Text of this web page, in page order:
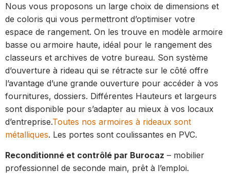
Nous vous proposons un large choix de dimensions et
de coloris qui vous permettront d’optimiser votre
espace de rangement. On les trouve en modèle armoire
basse ou armoire haute, idéal pour le rangement des
classeurs et archives de votre bureau. Son système
d’ouverture à rideau qui se rétracte sur le côté offre
l’avantage d’une grande ouverture pour accéder à vos
fournitures, dossiers. Différentes Hauteurs et largeurs
sont disponible pour s’adapter au mieux à vos locaux
d’entreprise.Toutes nos armoires à rideaux sont
métalliques. Les portes sont coulissantes en PVC.
Reconditionné et contrôlé par Burocaz – mobilier
professionnel de seconde main, prêt à l’emploi.